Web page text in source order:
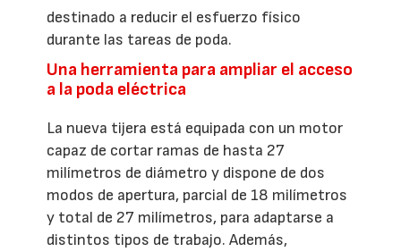
destinado a reducir el esfuerzo físico
durante las tareas de poda.
Una herramienta para ampliar el acceso
a la poda eléctrica
La nueva tijera está equipada con un motor
capaz de cortar ramas de hasta 27
milímetros de diámetro y dispone de dos
modos de apertura, parcial de 18 milímetros
y total de 27 milímetros, para adaptarse a
distintos tipos de trabajo. Además,